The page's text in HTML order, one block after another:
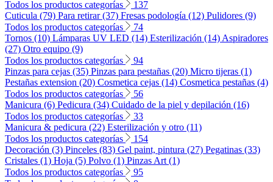
Todos los productos categorías
137
Cuticula (79) Para retirar (37) Fresas podología (12) Pulidores (9)
Todos los productos categorías
74
Tornos (10) Lámparas UV LED (14) Esterilización (14) Aspiradores
(27) Otro equipo (9)
Todos los productos categorías
94
Pinzas para cejas (35) Pinzas para pestañas (20) Micro tijeras (1)
Pestañas extension (20) Cosmetica cejas (14) Cosmetica pestañas (4)
Todos los productos categorías
56
Manicura (6) Pedicura (34) Cuidado de la piel y depilación (16)
Todos los productos categorías
33
Manicura & pedicura (22) Esterilización y otro (11)
Todos los productos categorías
154
Decoración (3) Pinceles (83) Gel paint, pintura (27) Pegatinas (33)
Cristales (1) Hoja (5) Polvo (1) Pinzas Art (1)
Todos los productos categorías
95